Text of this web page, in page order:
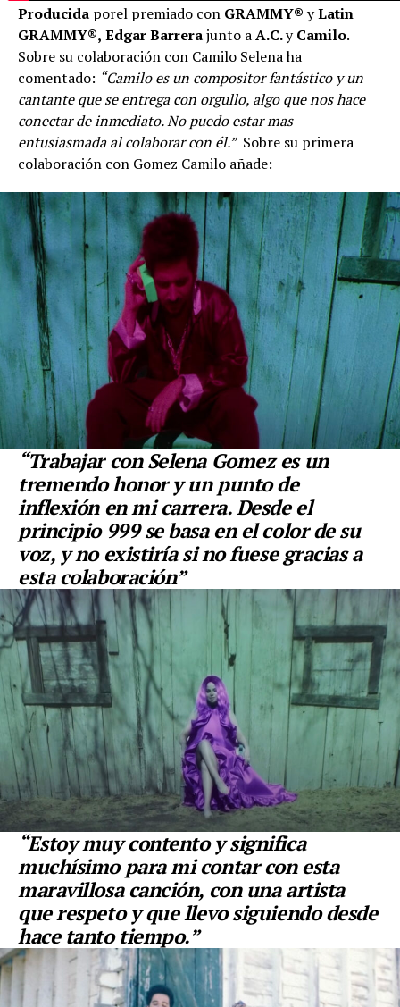
Producida porel premiado con GRAMMY® yLatin
GRAMMY®, Edgar Barrerajunto aA.C.yCamilo.
Sobre su colaboración con Camilo Selena ha
comentado: “Camilo es un compositor fantástico y un
cantante que se entrega con orgullo, algo que nos hace
conectar de inmediato. No puedo estar mas
entusiasmada al colaborar con él.” Sobre su primera
colaboración con Gomez Camilo añade:
“Trabajar con Selena Gomez es un
tremendo honor y un punto de
inflexión en mi carrera. Desde el
principio 999 se basa en el color de su
voz, y no existiría si no fuese gracias a
esta colaboración”
“Estoy muy contento y significa
muchísimo para mi contar con esta
maravillosa canción, con una artista
que respeto y que llevo siguiendo desde
hace tanto tiempo.”